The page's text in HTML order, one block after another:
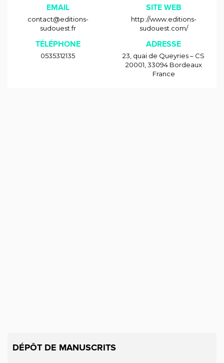
EMAIL
contact@editions-
sudouest.fr
SITE WEB
http://www.editions-
sudouest.com/
TÉLÉPHONE
0535312135
ADRESSE
23, quai de Queyries – CS
20001 33094 Bordeaux
France
DÉPÔT DE MANUSCRITS